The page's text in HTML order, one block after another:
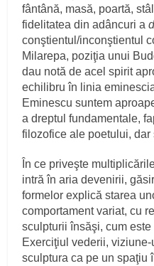
fântână, masă, poartă,
fidelitatea din adâncuri a
conştientul/inconştientul
Milarepa, poziţia unui
dau notă de acel spirit
echilibru în linia
Eminescu suntem
a dreptul fundamentale,
filozofice ale poetului, dar
În ce priveşte
intră în aria devenirii,
formelor explică starea
comportament variat, cu
sculpturii însăşi, cum
Exerciţiul vederii,
sculptura ca pe un spaţiu